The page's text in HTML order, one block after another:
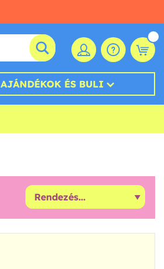
AJÁNDÉKOK ÉS BULI